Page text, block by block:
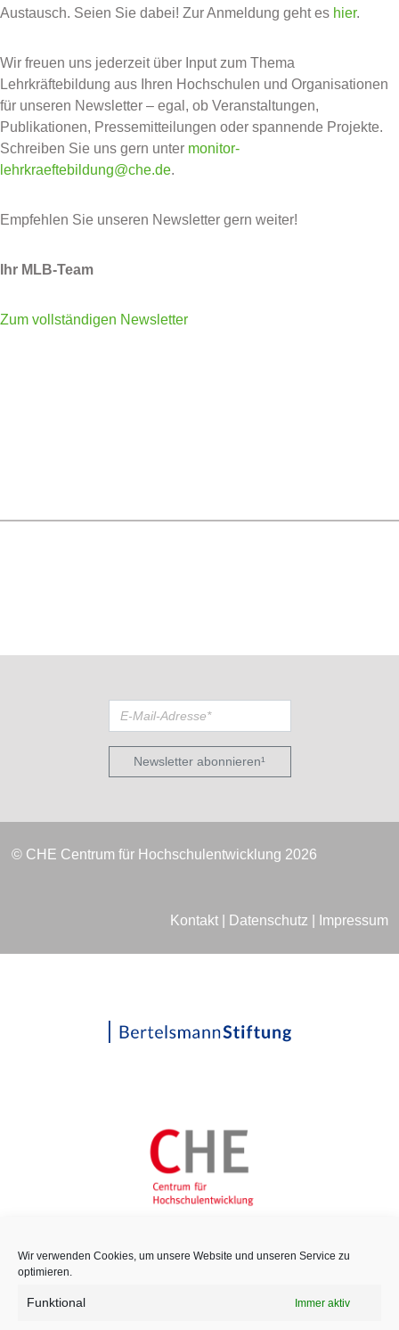
Wir verwenden Cookies, um unsere Website und unseren Service zu
optimieren.
Funktional Immer aktiv
Austausch. Seien Sie dabei! Zur Anmeldung geht es hier.
Wir freuen uns jederzeit über Input zum Thema
Lehrkräftebildung aus Ihren Hochschulen und Organisationen
für unseren Newsletter – egal, ob Veranstaltungen,
Publikationen, Pressemitteilungen oder spannende Projekte.
Schreiben Sie uns gern unter monitor-
lehrkraeftebildung@che.de.
Empfehlen Sie unseren Newsletter gern weiter!
Ihr MLB-Team
Zum vollständigen Newsletter
Newsletter abonnieren¹
© CHE Centrum für Hochschulentwicklung 2026
Kontakt| Datenschutz Impressum